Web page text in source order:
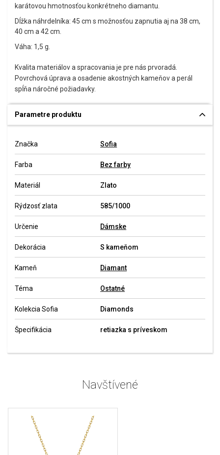
karátovou hmotnosťou konkrétneho diamantu.
Dĺžka náhrdelníka: 45 cm s možnosťou zapnutia aj na 38 cm,
40 cm a 42 cm.
Váha: 1,5 g.
Kvalita materiálov a spracovania je pre nás prvoradá.
Povrchová úprava a osadenie akostných kameňov a perál
spĺňa náročné požiadavky.
Parametre produktu
Značka Sofia
Farba Bez farby
Materiál Zlato
Rýdzosť zlata 585/1000
Určenie Dámske
Dekorácia S kameňom
Kameň Diamant
Téma Ostatné
Kolekcia Sofia Diamonds
Špecifikácia retiazka s príveskom
Navštívené